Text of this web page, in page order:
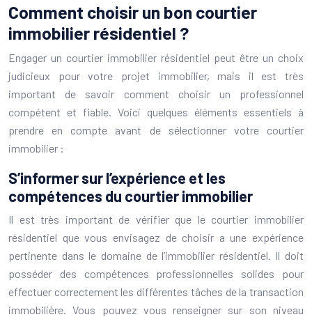
Comment choisir un bon courtier
immobilier résidentiel ?
Engager un courtier immobilier résidentiel peut être un choix
judicieux pour votre projet immobilier, mais il est très
important de savoir comment choisir un professionnel
compétent et fiable. Voici quelques éléments essentiels à
prendre en compte avant de sélectionner votre courtier
immobilier :
S’informer sur l’expérience et les
compétences du courtier immobilier
Il est très important de vérifier que le courtier immobilier
résidentiel que vous envisagez de choisir a une expérience
pertinente dans le domaine de l’immobilier résidentiel. Il doit
posséder des compétences professionnelles solides pour
effectuer correctement les différentes tâches de la transaction
immobilière. Vous pouvez vous renseigner sur son niveau